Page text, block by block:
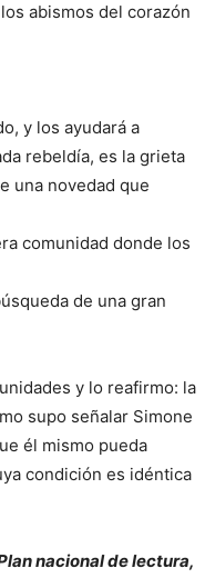
abismos del corazón
y los ayudará a
rebeldía, es la grieta
una novedad que
comunidad donde los
de una gran
y lo reafirmo: la
supo señalar Simone
él mismo pueda
condición es idéntica
nacional de lectura,